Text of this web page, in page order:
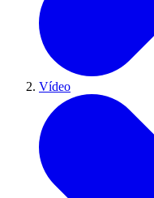
Vídeo